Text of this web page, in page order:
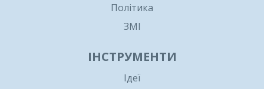
Політика
ЗМІ
ІНСТРУМЕНТИ
Ідеї